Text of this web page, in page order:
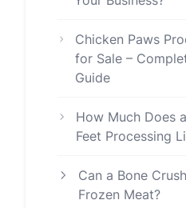
Chicken Paws
for Sale –
Guide
How Much Does
Feet Processing
Can a Bone
Frozen Meat?